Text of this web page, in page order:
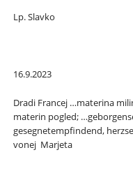
Lp. Slavko
16.9.2023
Dradi Francej …materina
materin pogled;
gesegnetempfindend,
vonej Marjeta